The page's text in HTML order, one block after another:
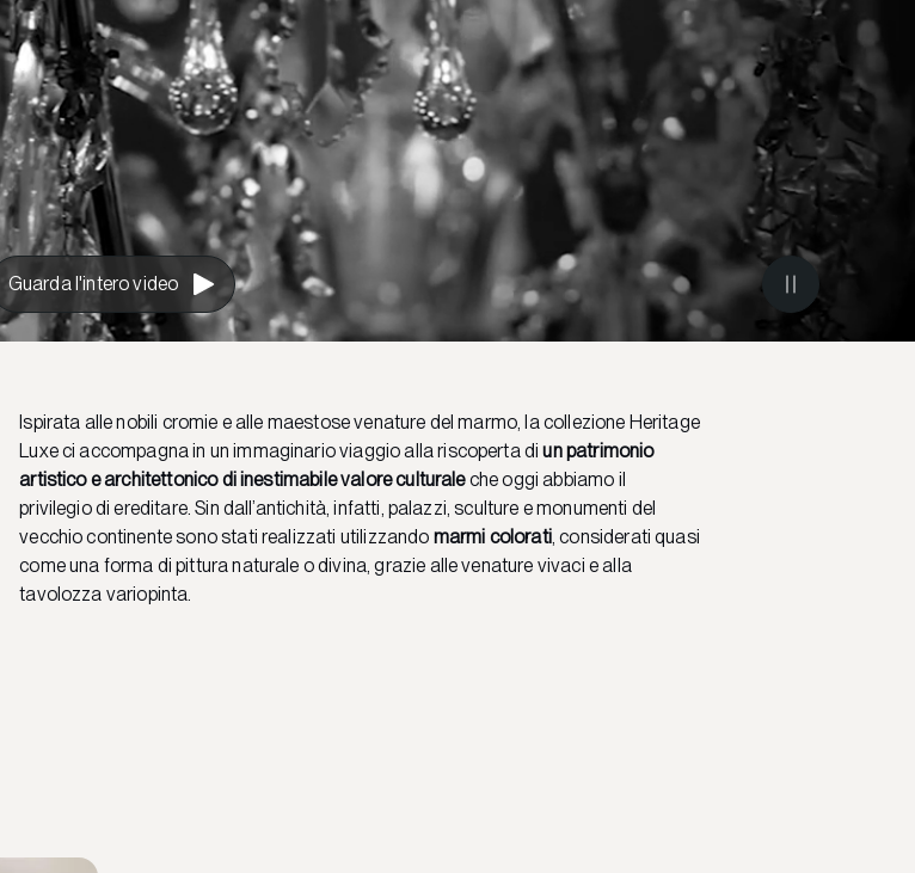
Guarda l'intero video
Ispirata alle nobili cromie e alle maestose venature del marmo, la collezione Heritage
Luxe ci accompagna in un immaginario viaggio alla riscoperta diun patrimonio
artistico e architettonico di inestimabile valore culturaleche oggi abbiamo il
privilegio di ereditare. Sin dall’antichità, infatti, palazzi, sculture e monumenti del
vecchio continente sono stati realizzati utilizzando marmi colorati, considerati quasi
come una forma di pittura naturale o divina, grazie alle venature vivaci e alla
tavolozza variopinta.